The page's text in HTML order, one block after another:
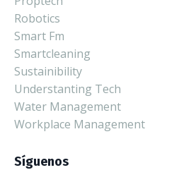
Robotics
Smart Fm
Smartcleaning
Sustainibility
Understanting Tech
Water Management
Workplace Management
Síguenos